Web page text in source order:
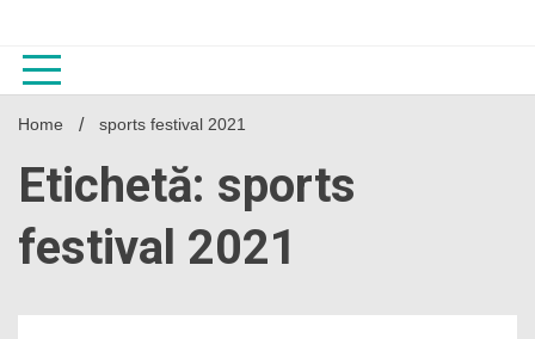
content
Home sports festival 2021
Etichetă: sports
festival 2021